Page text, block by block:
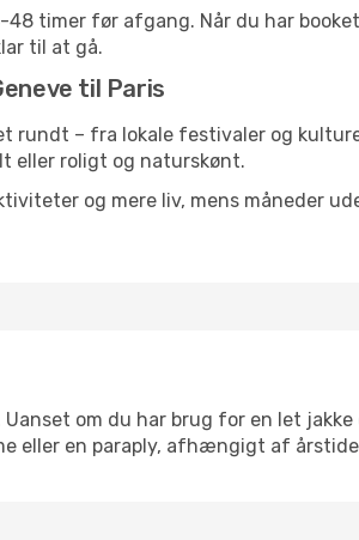
timer før afgang. Når du har
til at gå.
til Paris
rundt – fra lokale festivaler og
eller roligt og naturskønt.
og mere liv, mens måneder
om du har brug for en let
eller en paraply, afhængigt af